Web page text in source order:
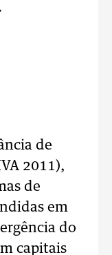
de
2011),
de
em
do
capitais